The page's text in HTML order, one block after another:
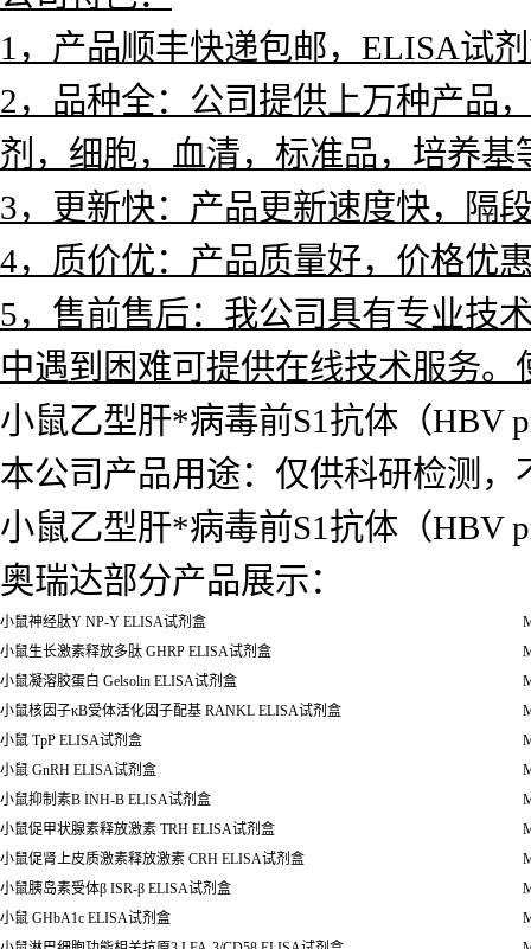
1，产品顺丰快递包邮，ELISA试
2，品种全：公司提供上万种产品
剂， 细胞，血清，标准品，培养基
3，更新快：产品更新速度快，隔
4，质价优：产品质量好，价格优
5，售前售后：我公司具有专业技
中遇到困难可提供在线技术服务
小鼠乙型肝*病毒前S1抗体（HBV
本公司产品用途：仅供科研检测
小鼠乙型肝*病毒前S1抗体（HBV
奥瑞达部分产品展示：
小鼠神经肽Y NP-Y ELISA试剂盒
小鼠生长激素释放多肽 GHRP ELISA试剂盒
小鼠凝溶胶蛋白 Gelsolin ELISA试剂盒
小鼠核因子κB受体活化因子配基 RANKL ELISA试剂盒
小鼠 TpP ELISA试剂盒
小鼠 GnRH ELISA试剂盒
小鼠抑制素B INH-B ELISA试剂盒
小鼠促甲状腺素释放激素 TRH ELISA试剂盒
小鼠促肾上皮质激素释放激素 CRH ELISA试剂盒
小鼠胰岛素受体β ISR-β ELISA试剂盒
小鼠 GHbA1c ELISA试剂盒